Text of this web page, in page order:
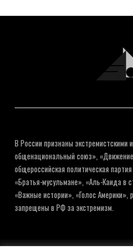
В России признаны
общенациональный союз»,
общероссийская политическая
«Братья-мусульмане», «Аль-Каида в
«Важные истории», «Голос
запрещены в РФ за экстремизм.